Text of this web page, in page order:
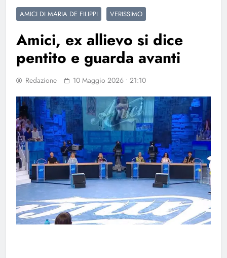
AMICI DI MARIA DE FILIPPI VERISSIMO
Amici, ex allievo si dice
pentito e guarda avanti
Redazione 10 Maggio 2026 • 21:10